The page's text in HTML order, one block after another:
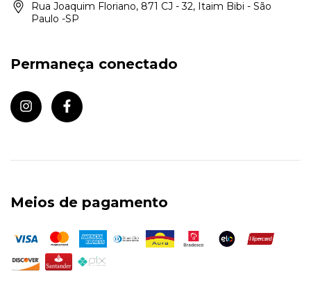
Rua Joaquim Floriano, 871 CJ - 32, Itaim Bibi - São
Paulo -SP
Permaneça conectado
Meios de pagamento